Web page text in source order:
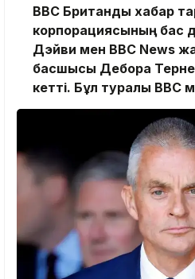
BBC Британдық хабар
корпорациясының бас
Дэйви мен BBC News
басшысы Дебора
кетті. Бұл туралы BBC